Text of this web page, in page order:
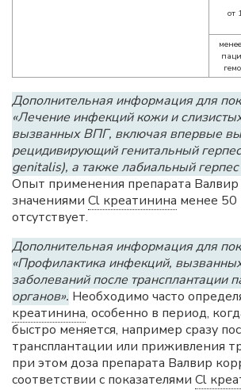
от
Дополнительная информация для
«Лечение инфекций кожи и
вызванных ВПГ, включая впервые
рецидивирующий генитальный
genitalis), а также лабиальный
Опыт применения препарата Валвир
значениями Cl креатинина менее
отсутствует.
Дополнительная информация для
«Профилактика инфекций,
заболеваний после трансплантации
органов». Необходимо часто
креатинина, особенно в период,
быстро меняется, например сразу
трансплантации или приживления
при этом доза препарата Валвир
соответствии с показателями Cl